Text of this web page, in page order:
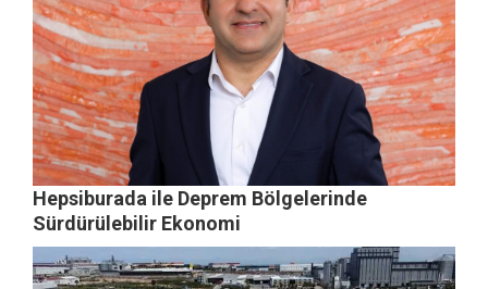
Hepsiburada ile Deprem Bölgelerinde
Sürdürülebilir Ekonomi